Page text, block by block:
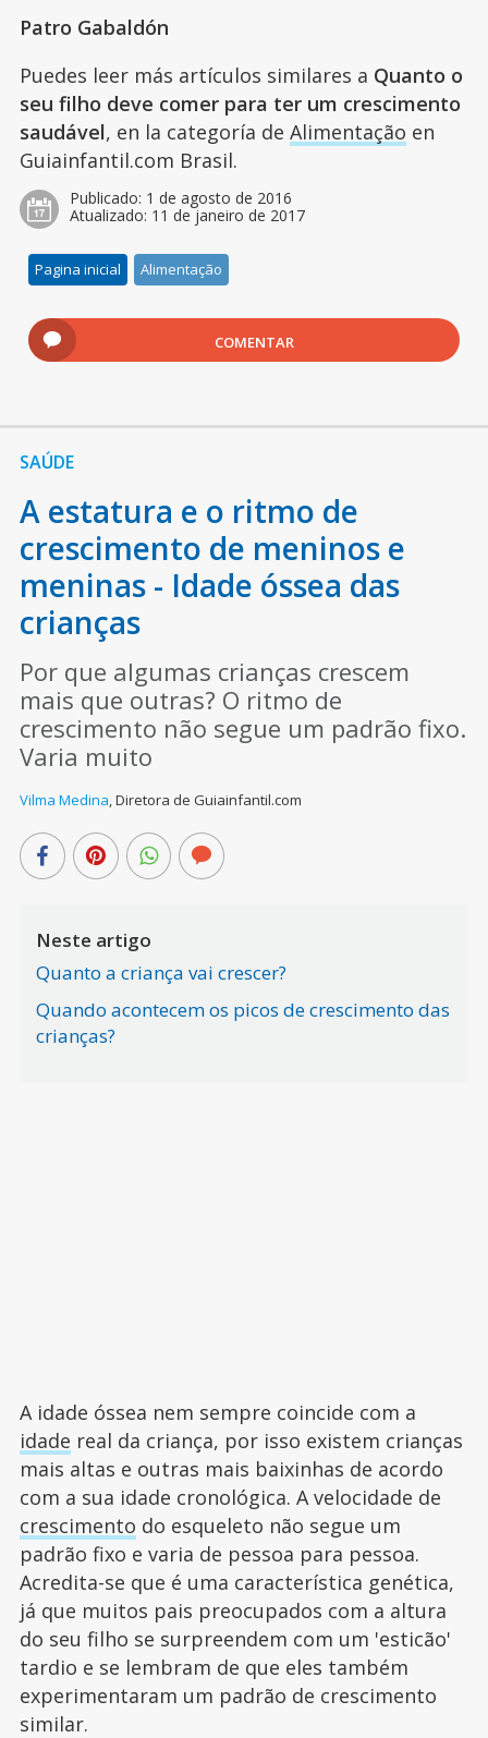
Patro Gabaldón
Puedes leer más artículos similares a Quanto o
seu filho deve comer para ter um crescimento
saudável, en la categoría de Alimentação en
Guiainfantil.com Brasil.
Publicado: 1 de agosto de 2016
Atualizado: 11 de janeiro de 2017
Pagina inicial Alimentação
COMENTAR
SAÚDE
A estatura e o ritmo de
crescimento de meninos e
meninas - Idade óssea das
crianças
Por que algumas crianças crescem
mais que outras? O ritmo de
crescimento não segue um padrão fixo.
Varia muito
Vilma Medina,Diretora de Guiainfantil.com
Neste artigo
Quanto a criança vai crescer?
Quando acontecem os picos de crescimento das
crianças?
A idade óssea nem sempre coincide com a
idade real da criança, por isso existem crianças
mais altas e outras mais baixinhas de acordo
com a sua idade cronológica. A velocidade de
crescimento do esqueleto não segue um
padrão fixo e varia de pessoa para pessoa.
Acredita-se que é uma característica genética,
já que muitos pais preocupados com a altura
do seu filho se surpreendem com um 'esticão'
tardio e se lembram de que eles também
experimentaram um padrão de crescimento
similar.